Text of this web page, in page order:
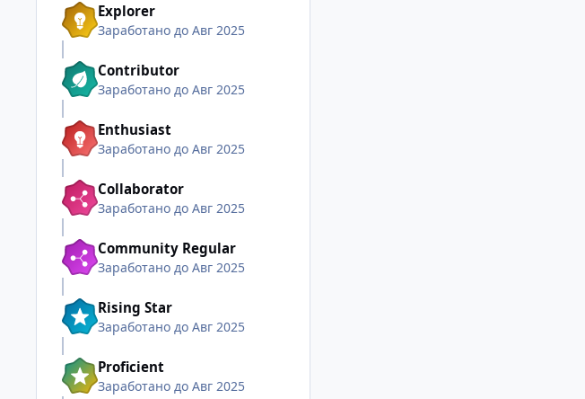
Explorer
Заработано до Авг 2025
Contributor
Заработано до Авг 2025
Enthusiast
Заработано до Авг 2025
Collaborator
Заработано до Авг 2025
Community Regular
Заработано до Авг 2025
Rising Star
Заработано до Авг 2025
Proficient
Заработано до Авг 2025